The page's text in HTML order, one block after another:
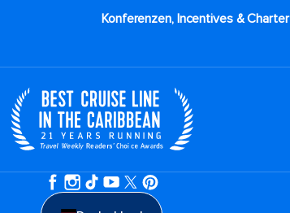
Konferenzen, Incentives & Charter